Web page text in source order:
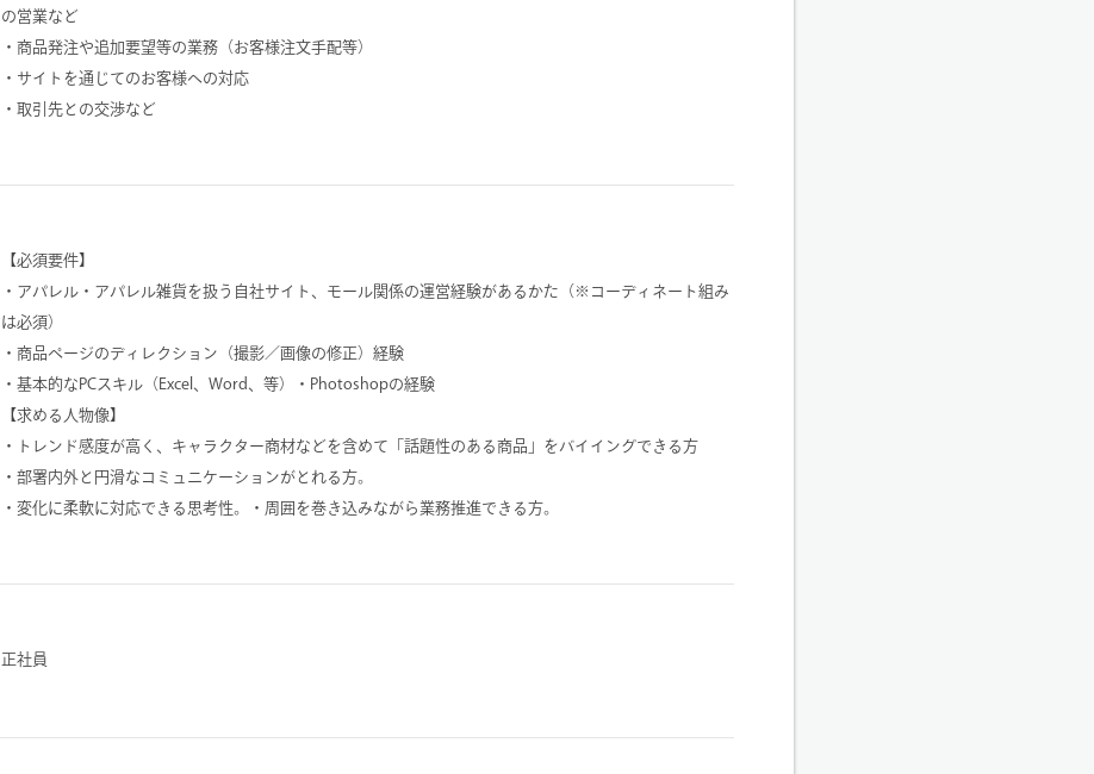
の営業など
・商品発注や追加要望等の業務（お客様注文手配等）
・サイトを通じてのお客様への対応
・取引先との交渉など
【必須要件】
・アパレル・アパレル雑貨を扱う自社サイト、モール関係の運営経験があるかた（※コーディネート組み
は必須）
・商品ページのディレクション（撮影／画像の修正）経験
・基本的なPCスキル（Excel、Word、等）・Photoshopの経験
【求める人物像】
・トレンド感度が高く、キャラクター商材などを含めて「話題性のある商品」をバイイングできる方
・部署内外と円滑なコミュニケーションがとれる方。
・変化に柔軟に対応できる思考性。・周囲を巻き込みながら業務推進できる方。
正社員